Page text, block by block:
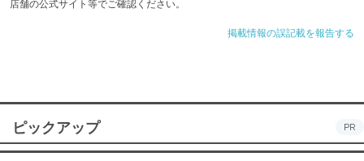
掲載情報の誤記載を報告する
ピックアップ PR